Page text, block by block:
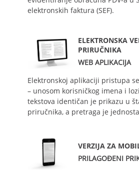
elektronskih faktura (SEF).
ELEKTRONSKA
PRIRUČNIKA
WEB APLIKACIJA
Elektronskoj aplikaciji pristupa
– unosom korisničkog imena i
tekstova identičan je prikazu u
priručnika, a pretraga je
VERZIJA ZA
PRILAGOĐENI